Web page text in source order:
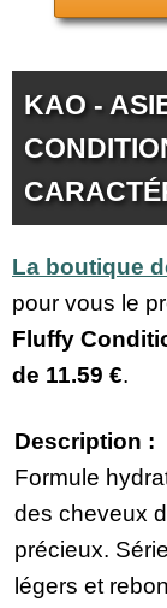
KAO -
La boutique
pour vous le
Fluffy
de 11.59 €.
Description :
Formule
des cheveux
précieux.
légers et